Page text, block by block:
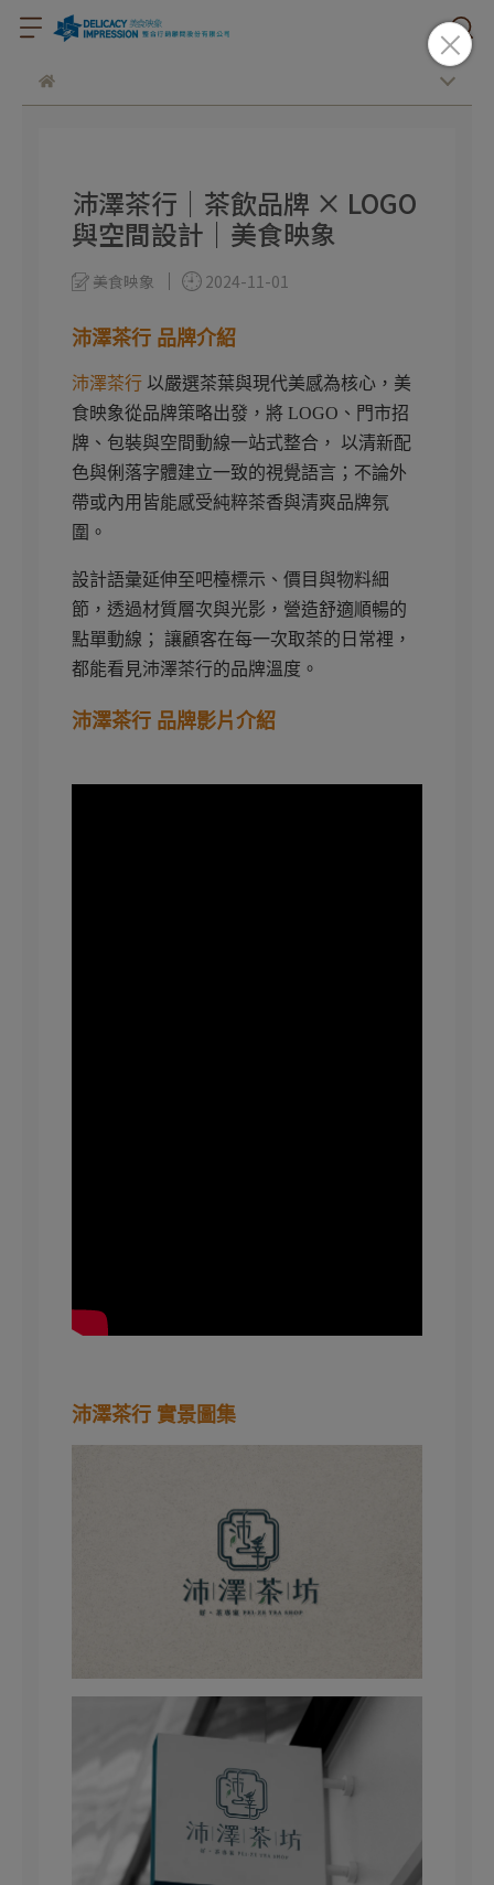
沛澤茶行｜茶飲品牌 × LOGO
與空間設計｜美食映象
美食映象 2024-11-01
沛澤茶行 品牌介紹
沛澤茶行 以嚴選茶葉與現代美感為核心，美
食映象從品牌策略出發，將 LOGO、門市招
牌、包裝與空間動線一站式整合， 以清新配
色與俐落字體建立一致的視覺語言；不論外
帶或內用皆能感受純粹茶香與清爽品牌氛
圍。
設計語彙延伸至吧檯標示、價目與物料細
節，透過材質層次與光影，營造舒適順暢的
點單動線； 讓顧客在每一次取茶的日常裡，
都能看見沛澤茶行的品牌溫度。
沛澤茶行 品牌影片介紹
沛澤茶行 實景圖集